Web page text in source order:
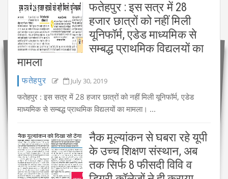
फतेहपुर : इस सत्र में 28
हजार छात्रों को नहीं मिली
यूनिफॉर्म, एडेड माध्यमिक से
सम्बद्ध प्राथमिक विद्यलयों का
मामला
फतेहपुर July 30, 2019
फतेहपुर : इस सत्र में 28 हजार छात्रों को नहीं मिली यूनिफॉर्म, एडेड
माध्यमिक से सम्बद्ध प्राथमिक विद्यलयों का मामला। ...
नैक मूल्यांकन से घबरा रहे यूपी
के उच्च शिक्षण संस्थान, अब
तक सिर्फ 8 फीसदी विवि व